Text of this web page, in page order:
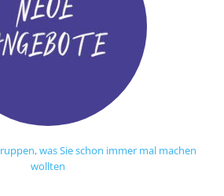
was Sie schon immer mal machen
wollten